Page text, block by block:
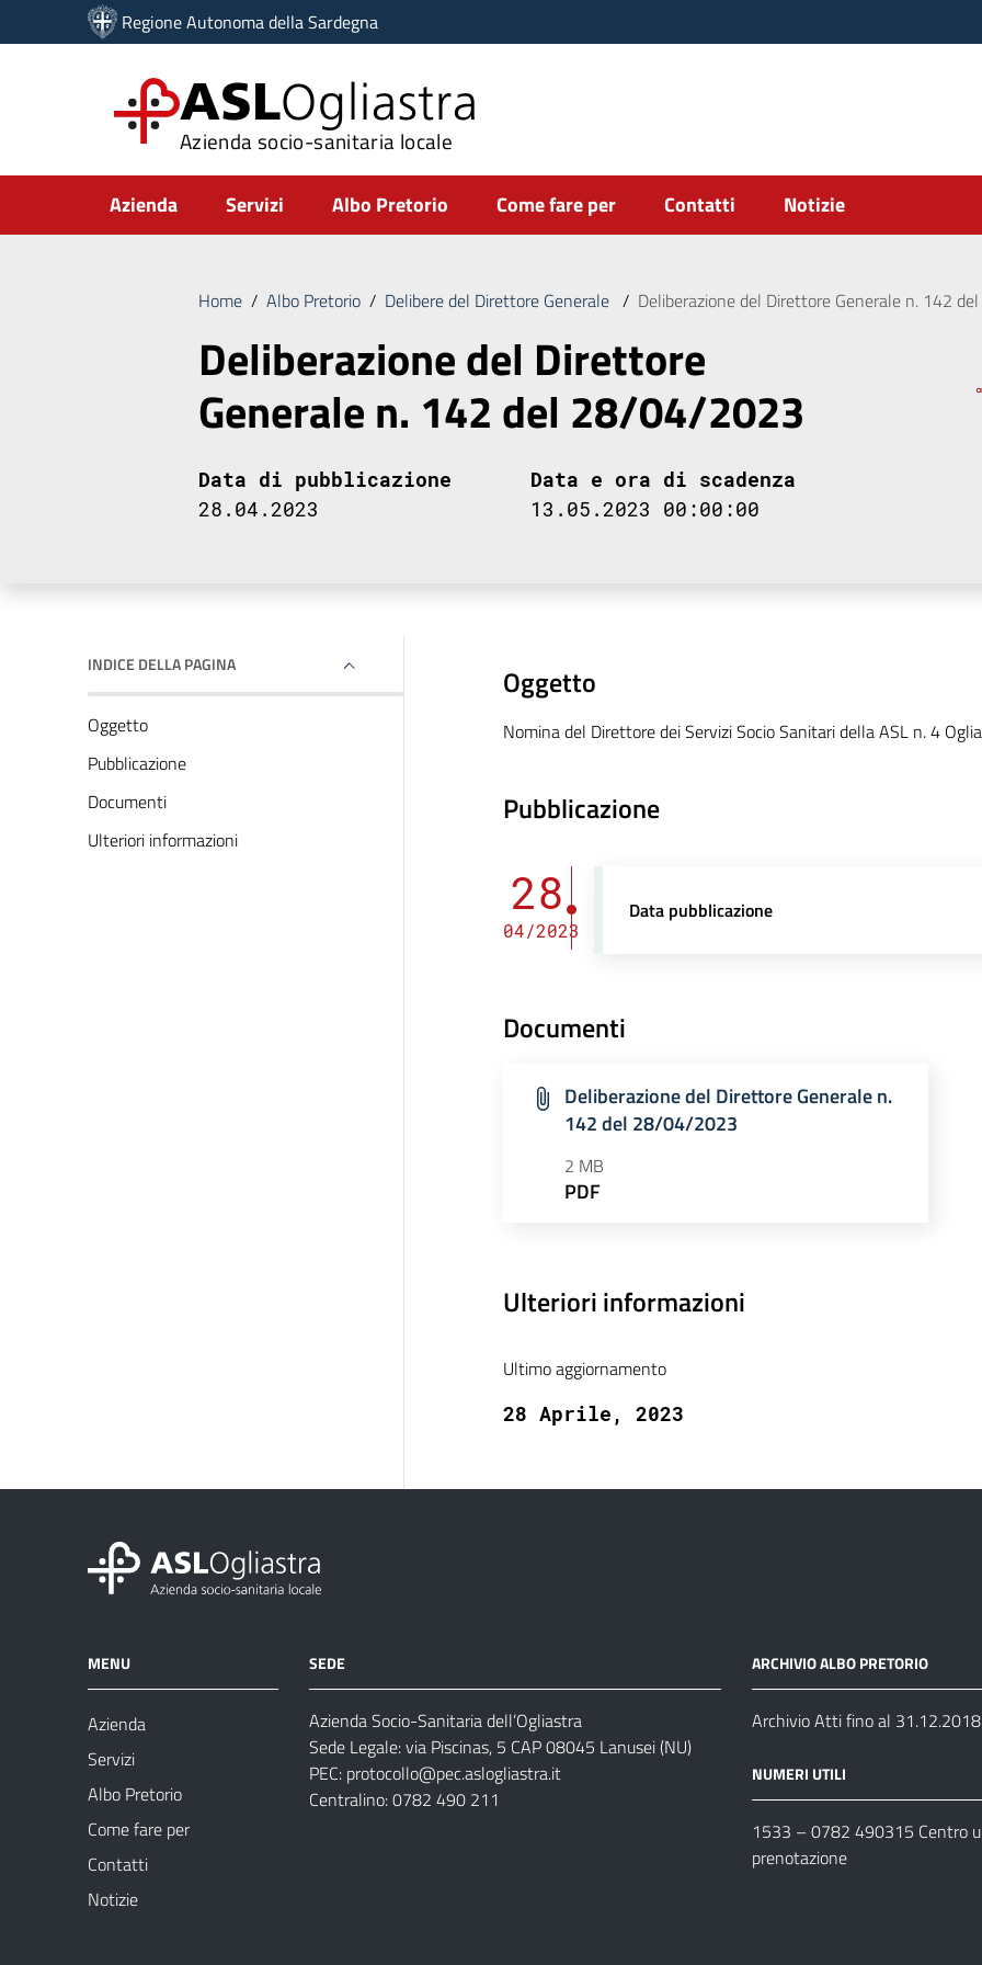
Vai ai contenuti
Vai al menu di navigazione
Regione Autonoma della Sardegna
ASLOgliastra
Azienda socio-sanitaria locale
Submenu
Azienda Servizi Albo Pretorio Come fare per Contatti Notizie
Home / Albo Pretorio / Delibere del Direttore Generale / Deliberazione del Direttore Generale n. 142
Deliberazione del Direttore
Generale n. 142 del 28/04/2023
Data di pubblicazione
28.04.2023
Data e ora di scadenza
13.05.2023 00:00:00
INDICE DELLA PAGINA
Oggetto
Pubblicazione
Documenti
Ulteriori informazioni
Oggetto
Nomina del Direttore dei Servizi Socio Sanitari della ASL n. 4
Pubblicazione
28
04/2023
Data pubblicazione
Documenti
Deliberazione del Direttore Generale n.
142 del 28/04/2023
2 MB
PDF
Ulteriori informazioni
Ultimo aggiornamento
28 Aprile, 2023
MENU
Azienda
Servizi
Albo Pretorio
Come fare per
Contatti
Notizie
SEDE
Azienda Socio-Sanitaria dell’Ogliastra
Sede Legale: via Piscinas, 5 CAP 08045 Lanusei (NU)
PEC: protocollo@pec.aslogliastra.it
Centralino: 0782 490 211
ARCHIVIO ALBO PRETORIO
Archivio Atti fino al 31.12.2018
NUMERI UTILI
1533 – 0782 490315 Centro
prenotazione